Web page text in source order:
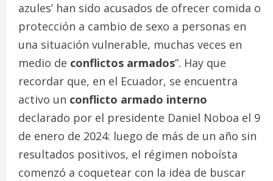
azules’ han sido acusados de ofrecer comida o
protección a cambio de sexo a personas en
una situación vulnerable, muchas veces en
medio de conflictos armados”. Hay que
recordar que, en el Ecuador, se encuentra
activo un conflicto armado interno
declarado por el presidente Daniel Noboa el 9
de enero de 2024: luego de más de un año sin
resultados positivos, el régimen noboísta
comenzó a coquetear con la idea de buscar